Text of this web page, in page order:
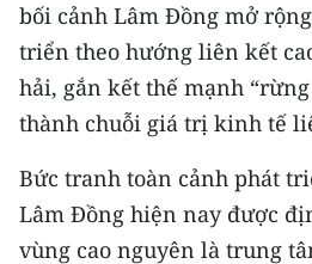
Media Giáo dục
Media Y tế
Media Khoa học - Công nghệ
Media Môi trường
Ảnh
bối cảnh Lâm Đồng mở
triển theo hướng liên kết
hải, gắn kết thế mạnh
thành chuỗi giá trị kinh tế
Bức tranh toàn cảnh phát
Lâm Đồng hiện nay được
vùng cao nguyên là trung